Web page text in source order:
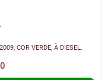
COR VERDE, À DIESEL.